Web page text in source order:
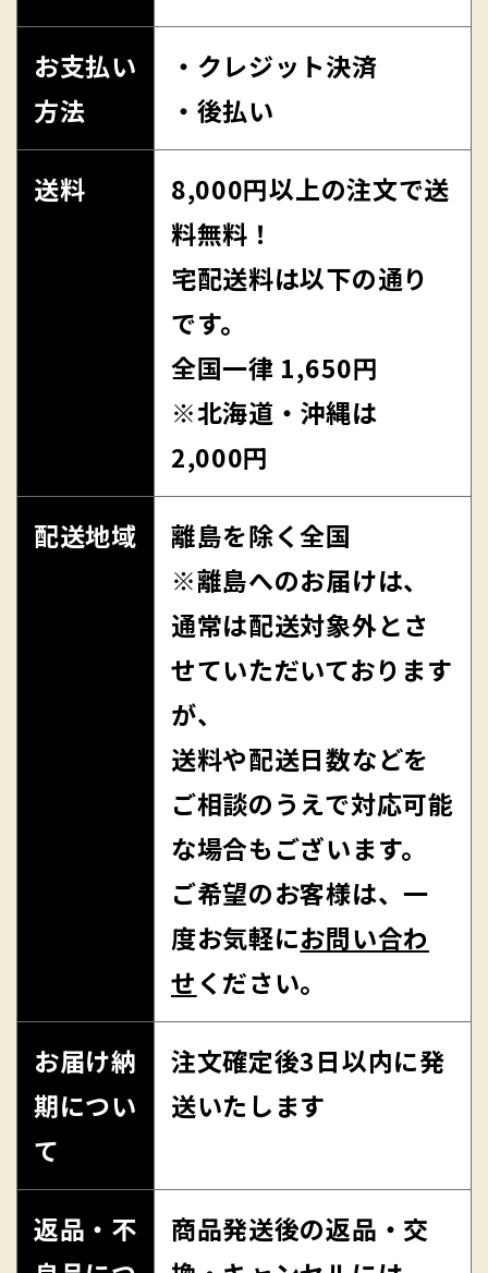
お支払い
方法
・クレジット決済
・後払い
送料
8,000円以上の注文で送
料無料！
宅配送料は以下の通り
です。
全国一律 1,650円
※北海道・沖縄は
2,000円
配送地域
離島を除く全国
※離島へのお届けは、
通常は配送対象外とさ
せていただいております
が、
送料や配送日数などを
ご相談のうえで対応可能
な場合もございます。
ご希望のお客様は、一
度お気軽にお問い合わ
せ ください。
お届け納
期につい
て
注文確定後3日以内に発
送いたします
返品・不
商品発送後の返品・交